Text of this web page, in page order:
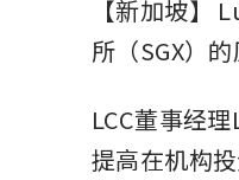
【新加坡】
所（SGX）
LCC董事经
提高在机构